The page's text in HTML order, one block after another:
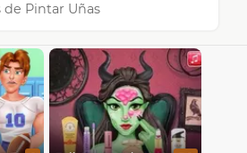
de Pintar Uñas